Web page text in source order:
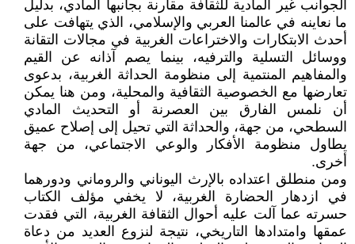
الجوانب غير المادية للثقافة مقارنة بجانبها المادي، بدليل
ما نعاينه في عالمنا العربي والإسلامي، الذي يتهافت على
أحدث الابتكارات والاختراعات الغربية في مجالات التقانة
ووسائل التسلية والترفيه، بينما يصم آذانه عن القيم
والمفاهيم المنتمية إلى منظومة الحداثة الغربية، بدعوى
تعارضها مع الخصوصية الثقافية والمحلية، ومن هنا يمكن
أن نلمس الفارق بين العصرنة أو التحديث المادي
السطحي، من جهة، والحداثة التي تحيل إلى إصلاح عميق
يطاول منظومة الأفكار والوعي الاجتماعي، من جهة
أخرى.
ومن منطلق اعتداده بالإرث اليوناني والروماني ودورهما
في ازدهار الحضارة الغربية، لا يخفي مؤلف الكتاب
حسرته عما آلت عليه أحوال الثقافة الغربية، التي فقدت
عمقها وامتدادها التاريخي، نتيجة لنزوع العديد من دعاة